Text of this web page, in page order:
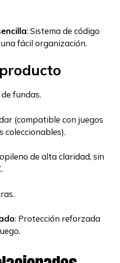
: Sistema de código
fácil organización.
de fundas.
(compatible con juegos
coleccionables).
de alta claridad, sin
: Protección reforzada